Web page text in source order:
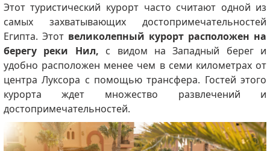
Этот туристический курорт часто считают одной из
самых захватывающих достопримечательностей
Египта. Этот великолепный курорт расположен на
берегу реки Нил, с видом на Западный берег и
удобно расположен менее чем в семи километрах от
центра Луксора с помощью трансфера. Гостей этого
курорта ждет множество развлечений и
достопримечательностей.